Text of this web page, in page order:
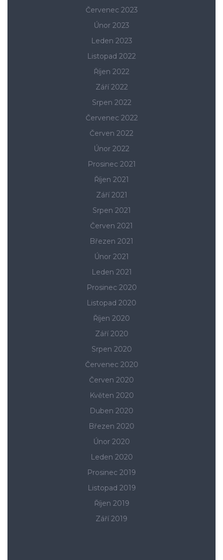
Červenec 2023
Únor 2023
Leden 2023
Listopad 2022
Říjen 2022
Září 2022
Srpen 2022
Červenec 2022
Červen 2022
Únor 2022
Prosinec 2021
Říjen 2021
Září 2021
Srpen 2021
Červen 2021
Březen 2021
Únor 2021
Leden 2021
Prosinec 2020
Listopad 2020
Říjen 2020
Září 2020
Srpen 2020
Červenec 2020
Červen 2020
Květen 2020
Duben 2020
Březen 2020
Únor 2020
Leden 2020
Prosinec 2019
Listopad 2019
Říjen 2019
Září 2019